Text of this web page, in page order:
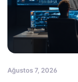
Ağustos 7, 2026